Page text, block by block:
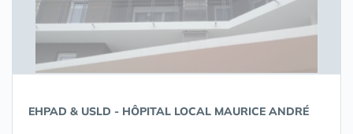
EHPAD & USLD - HÔPITAL LOCAL MAURICE ANDRÉ